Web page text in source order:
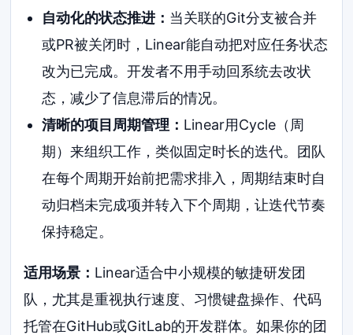
自动化的状态推进： 当关联的Git分支被合并
或PR被关闭时，Linear能自动把对应任务状态
改为已完成。开发者不用手动回系统去改状
态，减少了信息滞后的情况。
清晰的项目周期管理： Linear用Cycle（周
期）来组织工作，类似固定时长的迭代。团队
在每个周期开始前把需求排入，周期结束时自
动归档未完成项并转入下个周期，让迭代节奏
保持稳定。
适用场景： Linear适合中小规模的敏捷研发团
队，尤其是重视执行速度、习惯键盘操作、代码
托管在GitHub或GitLab的开发群体。如果你的团